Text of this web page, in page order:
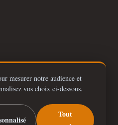
mesurer notre audience et
vos choix ci-dessous.
Tout